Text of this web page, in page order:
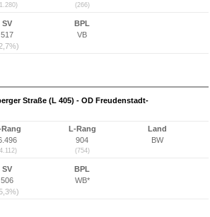
(266)
SV
517
BPL
VB
Straße (L 405) - OD Freudenstadt-
Rang
L-Rang
904
(754)
Land
BW
SV
506
BPL
WB*